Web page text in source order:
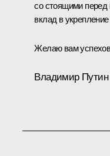
со стоящими перед
вклад в
Желаю вам успехов
Владимир Путин